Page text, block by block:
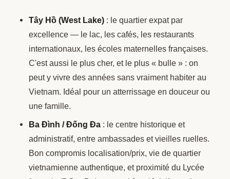
Tây Hồ (West Lake) : le quartier expat par
excellence — le lac, les cafés, les restaurants
internationaux, les écoles maternelles françaises.
C'est aussi le plus cher, et le plus « bulle » : on
peut y vivre des années sans vraiment habiter au
Vietnam. Idéal pour un atterrissage en douceur ou
une famille.
Ba Đình / Đống Đa : le centre historique et
administratif, entre ambassades et vieilles ruelles.
Bon compromis localisation/prix, vie de quartier
vietnamienne authentique, et proximité du Lycée